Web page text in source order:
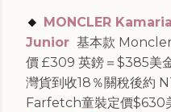
🔸
MONCLER
Junior 基本款
價 £309 英鎊＝$385美
灣貨到收18％關稅後約
Farfetch童裝定價$630